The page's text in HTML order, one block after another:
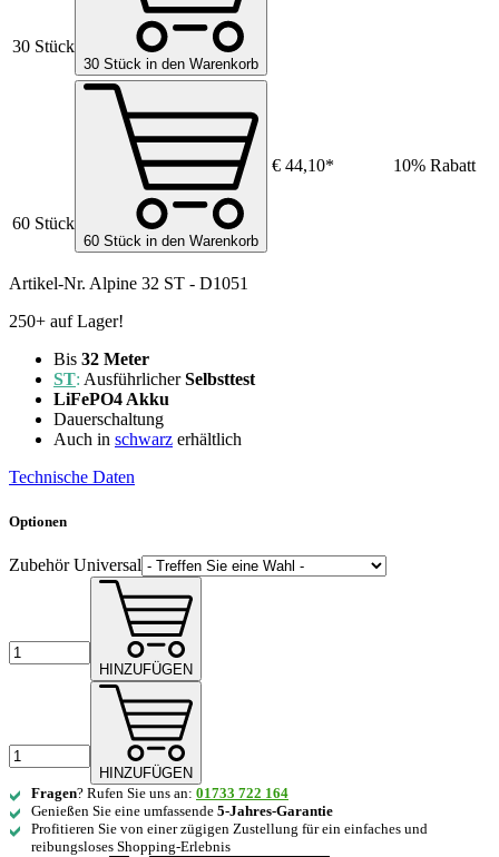
30 Stück
30 Stück in den Warenkorb
60 Stück
60 Stück in den Warenkorb
€ 44,10* 10% Rabatt
Artikel-Nr. Alpine 32 ST - D1051
250+ auf Lager!
Bis 32 Meter
ST: AusführlicherSelbsttest
LiFePO4 Akku
Dauerschaltung
Auch in schwarz erhältlich
Technische Daten
Optionen
Zubehör Universal
HINZUFÜGEN
HINZUFÜGEN
Fragen? Rufen Sie uns an: 01733 722 164
Genießen Sie eine umfassende 5-Jahres-Garantie
Profitieren Sie von einer zügigen Zustellung für ein einfaches und
reibungsloses Shopping-Erlebnis